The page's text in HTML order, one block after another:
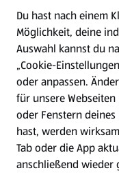
Presse
Hilfe & Kontakt
(öffnet in einem
Unternehmen
Folge uns hier:
Du hast nach einem
Möglichkeit, deine
Auswahl kannst du
„Cookie-
oder anpassen.
für unsere
oder Fenstern
hast, werden
Tab oder die App
anschließend wieder